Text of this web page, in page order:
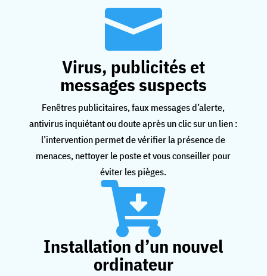

Virus, publicités et
messages suspects
Fenêtres publicitaires, faux messages d’alerte,
antivirus inquiétant ou doute après un clic sur un lien :
l’intervention permet de vérifier la présence de
menaces, nettoyer le poste et vous conseiller pour
éviter les pièges.

Installation d’un nouvel
ordinateur